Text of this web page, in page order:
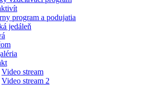
program a podujatia
jedáleň
Video stream
Video stream 2